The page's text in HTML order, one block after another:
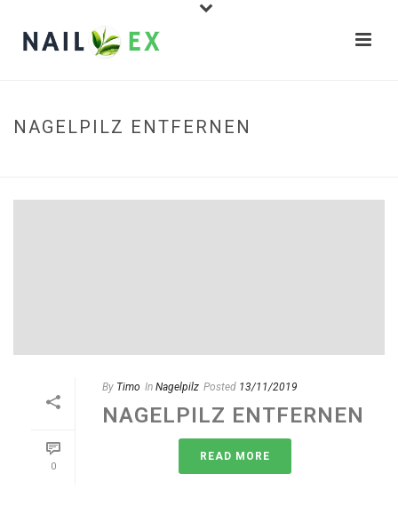
NAGELPILZ ENTFERNEN
0
By Timo In Nagelpilz Posted 13/11/2019
NAGELPILZ ENTFERNEN
READ MORE